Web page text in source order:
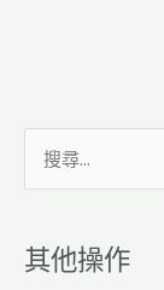
鍵
其他操作